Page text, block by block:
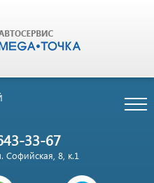
33-67
Софийская, 8, к.1